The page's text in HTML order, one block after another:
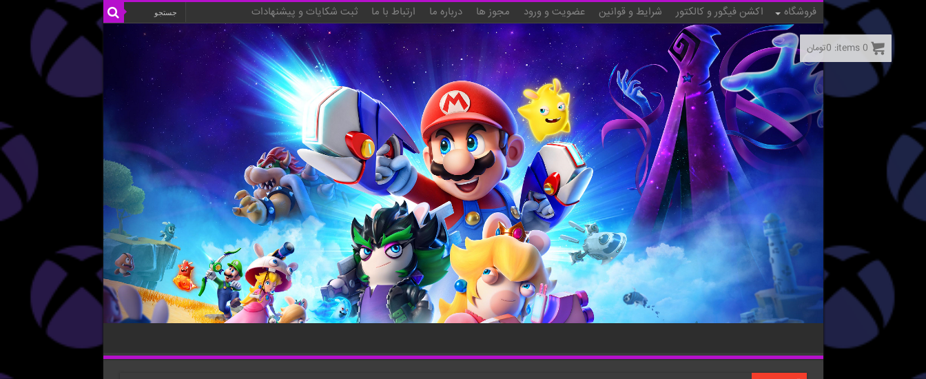
فروشگاه اکشن فیگور و کالکتور شرایط و قوانین عضویت و ورود مجوز ها درباره ما ارتباط با ما ثبت شکایات و پیشنهادات
0
items:
0تومان